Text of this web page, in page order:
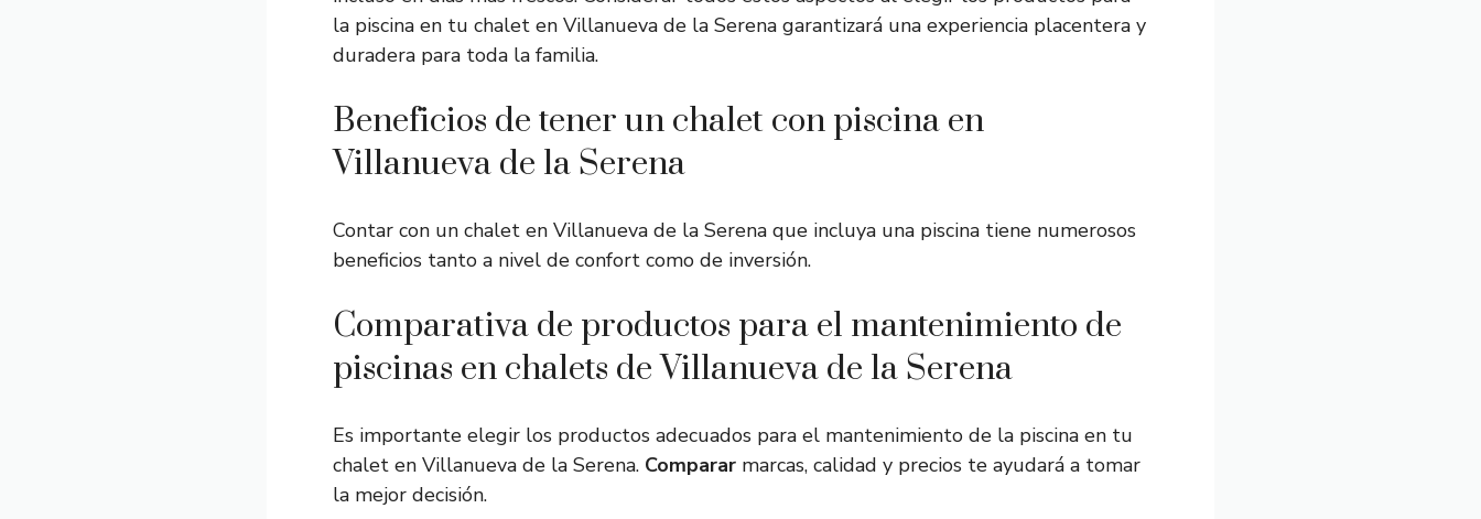
la piscina en tu chalet en Villanueva de la Serena garantizará una experiencia placentera y
duradera para toda la familia.
Beneficios de tener un chalet con piscina en
Villanueva de la Serena
Contar con un chalet en Villanueva de la Serena que incluya una piscina tiene numerosos
beneficios tanto a nivel de confort como de inversión.
Comparativa de productos para el mantenimiento de
piscinas en chalets de Villanueva de la Serena
Es importante elegir los productos adecuados para el mantenimiento de la piscina en tu
chalet en Villanueva de la Serena. Comparar marcas, calidad y precios te ayudará a tomar
la mejor decisión.